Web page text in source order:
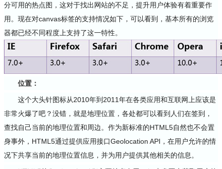
分可用的热点图，这对于找出网站的不足，提升用户体验有着重要作
用。现在对canvas标签的支持情况如下，可以看到，基本所有的浏览
器都已经不同程度上支持了这一特性。
位置：
这个大头针图标从2010年到2011年在各类应用和互联网上应该是
非常火爆了吧？没错，就是地理位置，各处都可以看到人们在签到，
查找自己当前的地理位置和周边。作为新标准的HTML5自然也不会置
身事外，HTML5通过提供应用接口Geolocation API，在用户允许的情
况下共享当前的地理位置信息，并为用户提供其他相关的信息。